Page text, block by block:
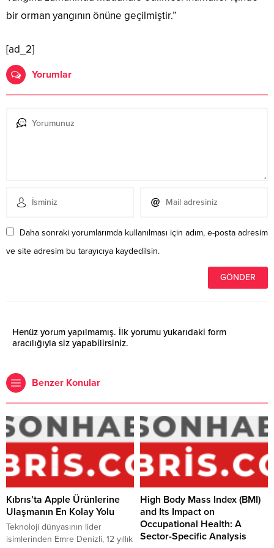
bir orman yangının önüne geçilmiştir.”
[ad_2]
Yorumlar
Daha sonraki yorumlarımda kullanılması için adım, e-posta adresim
ve site adresim bu tarayıcıya kaydedilsin.
Henüz yorum yapılmamış. İlk yorumu yukarıdaki form
aracılığıyla siz yapabilirsiniz.
Benzer Konular
Kıbrıs’ta Apple Ürünlerine
Ulaşmanın En Kolay Yolu
Teknoloji dünyasının lider
isimlerinden Emre Denizli, 12 yıllık
High Body Mass Index (BMI)
and Its Impact on
Occupational Health: A
Sector-Specific Analysis